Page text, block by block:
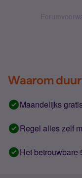
Waarom
Maandelijks
Regel alles zelf
Het betrouwbare